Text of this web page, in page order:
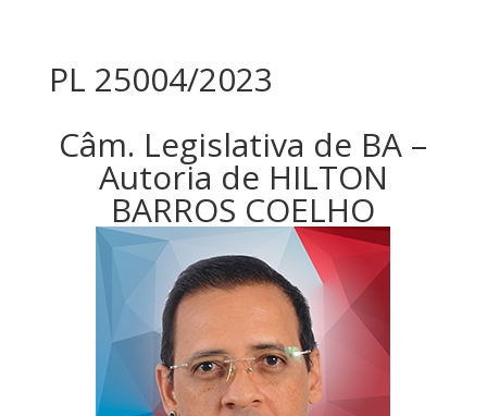
PL 25004/2023
Câm. Legislativa de BA –
Autoria de HILTON
BARROS COELHO